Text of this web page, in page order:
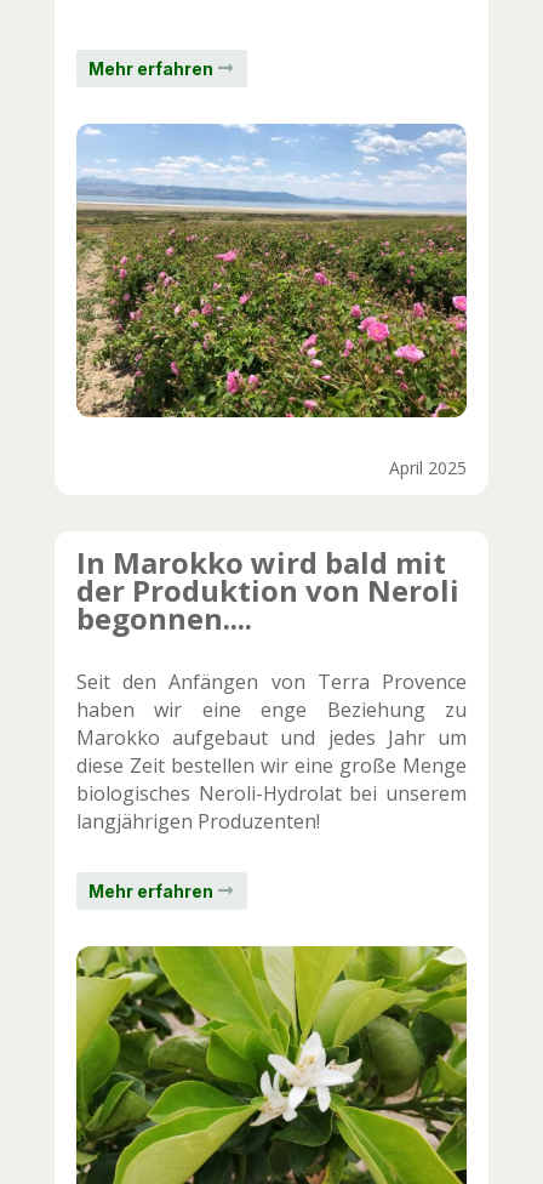
Mehr erfahren
April 2025
In Marokko wird bald mit
der Produktion von Neroli
begonnen....
Seit den Anfängen von Terra Provence
haben wir eine enge Beziehung zu
Marokko aufgebaut und jedes Jahr um
diese Zeit bestellen wir eine große Menge
biologisches Neroli-Hydrolat bei unserem
langjährigen Produzenten!
Mehr erfahren